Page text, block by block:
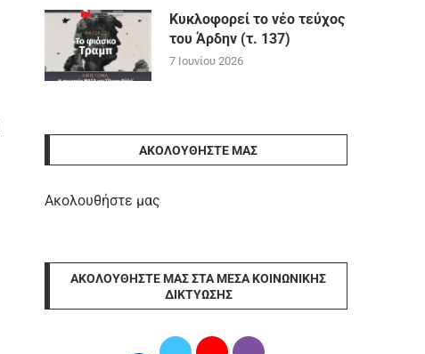
Κυκλοφορεί το νέο τεύχος
του Άρδην (τ. 137)
7 Ιουνίου 2026
ΑΚΟΛΟΥΘΉΣΤΕ ΜΑΣ
Ακολουθήστε μας
ΑΚΟΛΟΥΘΉΣΤΕ ΜΑΣ ΣΤΑ ΜΈΣΑ ΚΟΙΝΩΝΙΚΉΣ
ΔΙΚΤΎΩΣΗΣ